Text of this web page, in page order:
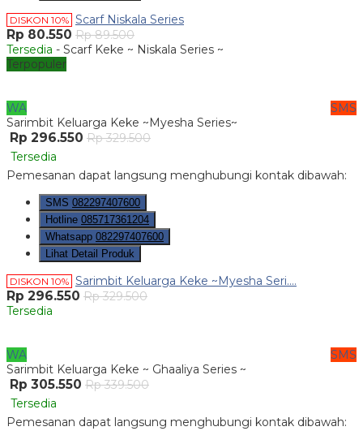
DISKON 10% Scarf Niskala Series
Rp 80.550 Rp 89.500
Tersedia - Scarf Keke ~ Niskala Series ~
Terpopuler
WA
SMS
Sarimbit Keluarga Keke ~Myesha Series~
Rp 296.550 Rp 329.500
Tersedia
Pemesanan dapat langsung menghubungi kontak dibawah:
SMS 082297407600
Hotline 085717361204
Whatsapp 082297407600
Lihat Detail Produk
DISKON 10% Sarimbit Keluarga Keke ~Myesha Seri....
Rp 296.550 Rp 329.500
Tersedia
WA
SMS
Sarimbit Keluarga Keke ~ Ghaaliya Series ~
Rp 305.550 Rp 339.500
Tersedia
Pemesanan dapat langsung menghubungi kontak dibawah: